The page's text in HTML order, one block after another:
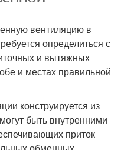
вентиляцию в
определиться с
и вытяжных
и местах правильной
конструируется из
быть внутренними
приток